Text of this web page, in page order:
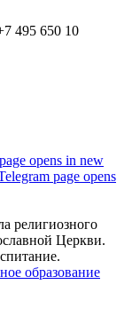
495 650 10
opens in new
page opens
религиозного
Церкви.